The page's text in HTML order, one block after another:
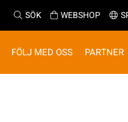
SÖK WEBSHOP
FÖLJ MED OSS PARTNER